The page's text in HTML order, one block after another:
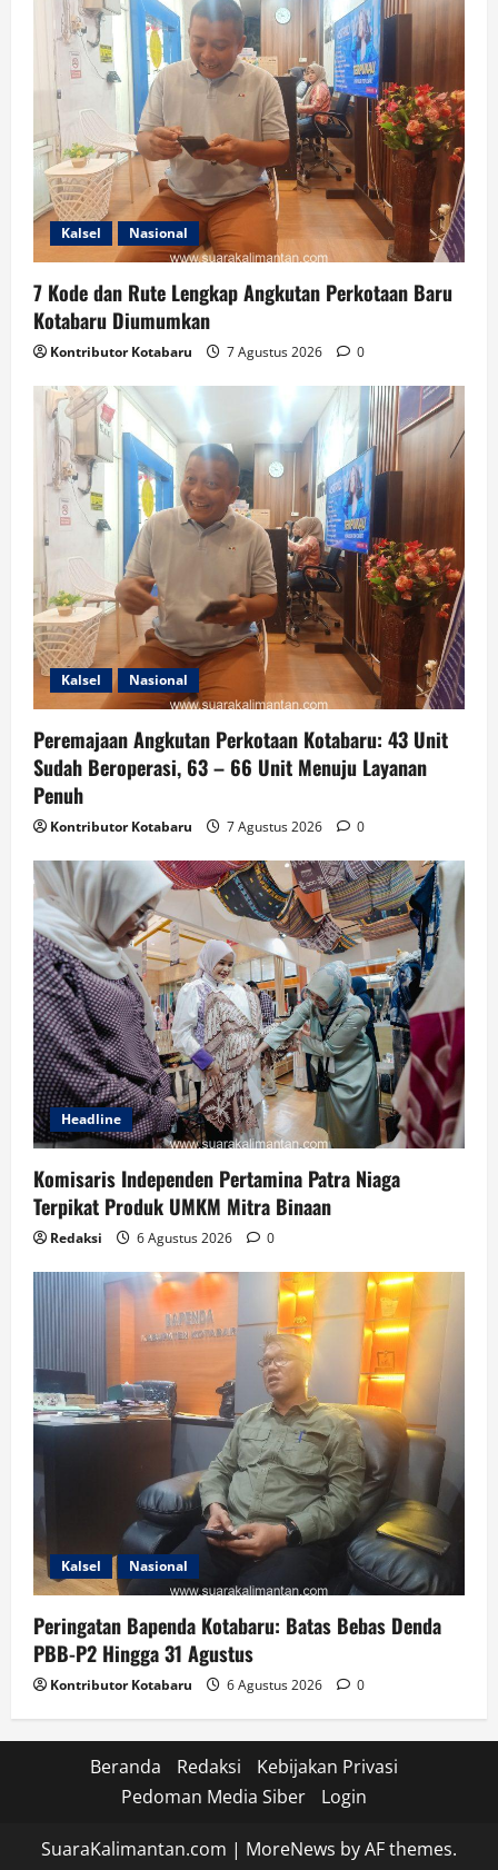
Kalsel Nasional
7 Kode dan Rute Lengkap Angkutan Perkotaan Baru
Kotabaru Diumumkan
Kontributor Kotabaru 7 Agustus 2026 0
Kalsel Nasional
Peremajaan Angkutan Perkotaan Kotabaru: 43 Unit
Sudah Beroperasi, 63 – 66 Unit Menuju Layanan
Penuh
Kontributor Kotabaru 7 Agustus 2026 0
Headline
Komisaris Independen Pertamina Patra Niaga
Terpikat Produk UMKM Mitra Binaan
Redaksi 6 Agustus 2026 0
Kalsel Nasional
Peringatan Bapenda Kotabaru: Batas Bebas Denda
PBB-P2 Hingga 31 Agustus
Kontributor Kotabaru 6 Agustus 2026 0
Beranda Redaksi
Kebijakan Privasi
Pedoman Media Siber
Login
SuaraKalimantan.com | MoreNews by AF themes.